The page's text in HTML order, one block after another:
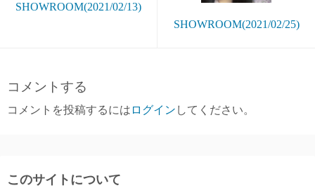
SHOWROOM(2021/02/13)
SHOWROOM(2021/02/25)
コメントする
コメントを投稿するには ログイン してください。
このサイトについて